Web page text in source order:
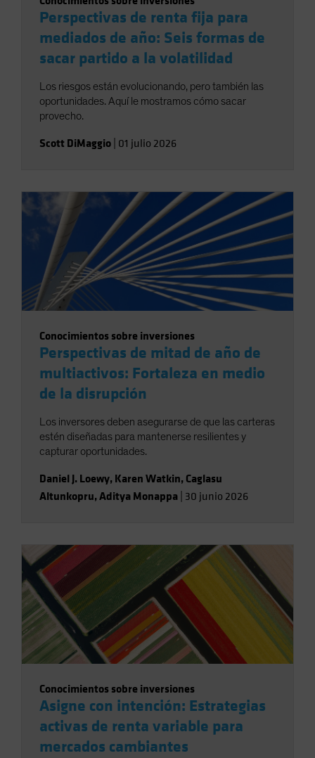
Perspectivas de renta fija para
mediados de año: Seis formas de
sacar partido a la volatilidad
Los riesgos están evolucionando, pero también las
oportunidades. Aquí le mostramos cómo sacar
provecho.
Scott DiMaggio 01 julio 2026
Conocimientos sobre inversiones
Perspectivas de mitad de año de
multiactivos: Fortaleza en medio
de la disrupción
Los inversores deben asegurarse de que las carteras
estén diseñadas para mantenerse resilientes y
capturar oportunidades.
Daniel J. Loewy, Karen Watkin, Caglasu
Altunkopru,Aditya Monappa 30 junio 2026
Conocimientos sobre inversiones
Asigne con intención: Estrategias
activas de renta variable para
mercados cambiantes